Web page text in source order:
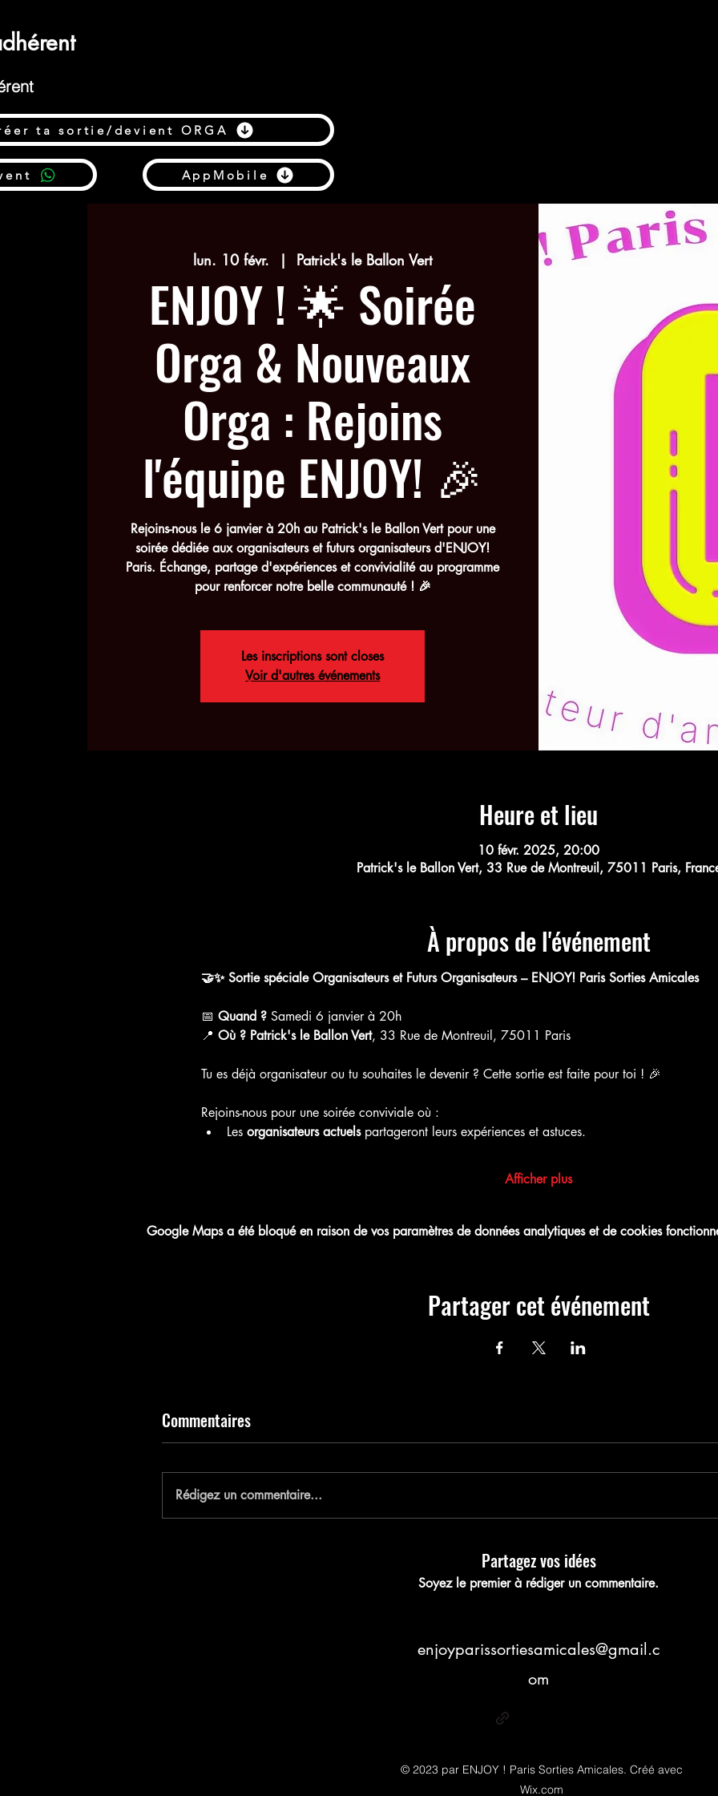
ta sortie/devient ORGA
AppMobile
lun. 10 févr.
  |
Patrick's le Ballon Vert
ENJOY ! 🌟 Soirée
Orga & Nouveaux
Orga : Rejoins
l'équipe ENJOY! 🎉
Rejoins-nous le 6 janvier à 20h au Patrick's le Ballon Vert pour une
soirée dédiée aux organisateurs et futurs organisateurs d'ENJOY!
Paris. Échange, partage d'expériences et convivialité au programme
pour renforcer notre belle communauté ! 🎉
Les inscriptions sont closes
Voir d'autres événements
Heure et lieu
10 févr. 2025, 20:00
Patrick's le Ballon Vert, 33 Rue de Montreuil, 75011 Paris,
À propos de l'événement
🤝✨ Sortie spéciale Organisateurs et Futurs Organisateurs – ENJOY! Paris Sorties Amicales
📅 Quand ? Samedi 6 janvier à 20h
📍 Où ? Patrick's le Ballon Vert, 33 Rue de Montreuil, 75011 Paris
Tu es déjà organisateur ou tu souhaites le devenir ? Cette sortie est faite pour toi ! 🎉
Rejoins-nous pour une soirée conviviale où :
Les organisateurs actuels partageront leurs expériences et astuces.
Afficher plus
Google Maps a été bloqué en raison de vos paramètres de données analytiques et de cookies
Partager cet événement
Enregistrez votre
Commentaires
Rédigez un commentaire...
Partagez vos idées
Soyez le premier à rédiger un commentaire.
enjoyparissortiesamicales@gmail.c
om
© 2023 par ENJOY ! Paris Sorties Amicales. Créé avec
Wix.com